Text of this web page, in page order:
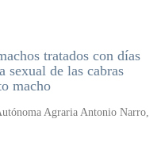
tratados con días
sexual de las cabras
macho
Agraria Antonio Narro,